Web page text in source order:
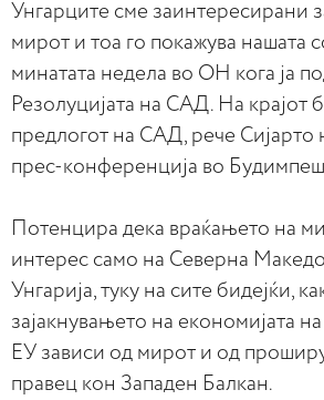
Унгарците сме заинтересирани
мирот и тоа го покажува нашата
минатата недела во ОН кога ја
Резолуцијата на САД. На крајот
предлогот на САД, рече Сијарто
прес-конференција во
Потенцира дека враќањето на
интерес само на Северна
Унгарија, туку на сите бидејќи,
зајакнувањето на економијата
ЕУ зависи од мирот и од
правец кон Западен Балкан.